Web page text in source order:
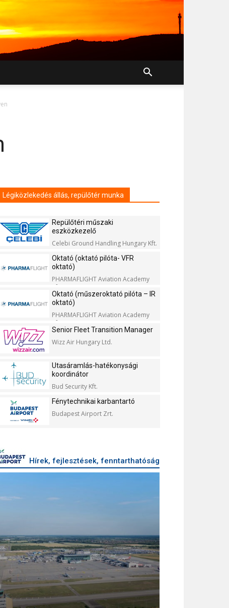
Légiközlekedés állás, repülőtér munka
Repülőtéri műszaki
eszközkezelő
Celebi Ground Handling Hungary Kft.
Oktató (oktató pilóta- VFR
oktató)
PHARMAFLIGHT Aviation Academy
Kft.
Oktató (műszeroktató pilóta – IR
oktató)
PHARMAFLIGHT Aviation Academy
Kft.
Senior Fleet Transition Manager
Wizz Air Hungary Ltd.
Utasáramlás-hatékonysági
koordinátor
Bud Security Kft.
Fénytechnikai karbantartó
Budapest Airport Zrt.
Hírek, fejlesztések, fenntarthatóság